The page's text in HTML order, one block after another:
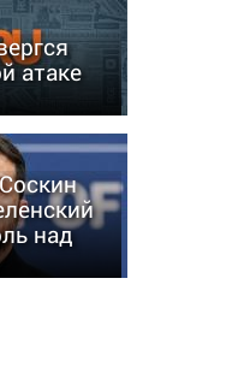
атаке
над